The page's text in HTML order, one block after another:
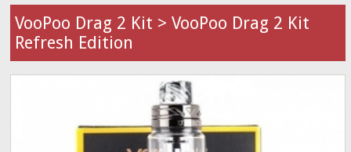
VooPoo Drag 2 Kit > VooPoo Drag 2 Kit
Refresh Edition